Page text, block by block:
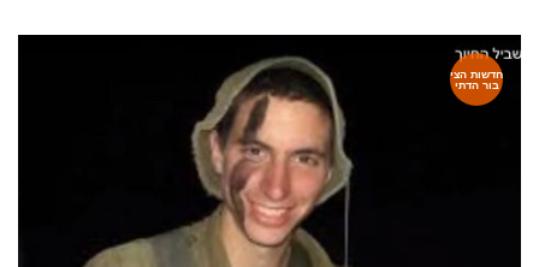
חדשות הצי
בור הדתי